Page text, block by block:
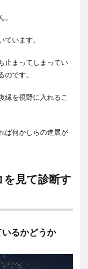
います。
止まってしまってい
です。
縁を視野に入れるこ
ば何かしらの進展が
見て診断す
るかどうか